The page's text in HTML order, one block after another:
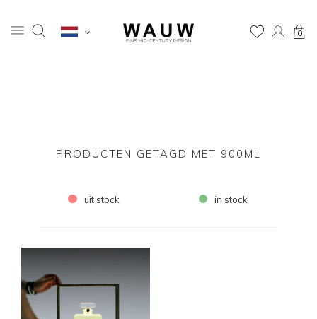
0
PRODUCTEN GETAGD MET 900ML
uit stock in stock